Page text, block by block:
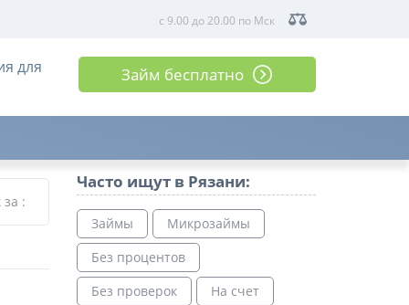
с 9.00 до 20.00 по Мск
для
Займ бесплатно
за :
Часто ищут в Рязани:
Займы
Микрозаймы
Без процентов
Без проверок
На счет